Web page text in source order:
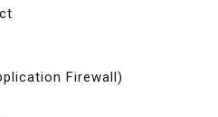
Firewall)